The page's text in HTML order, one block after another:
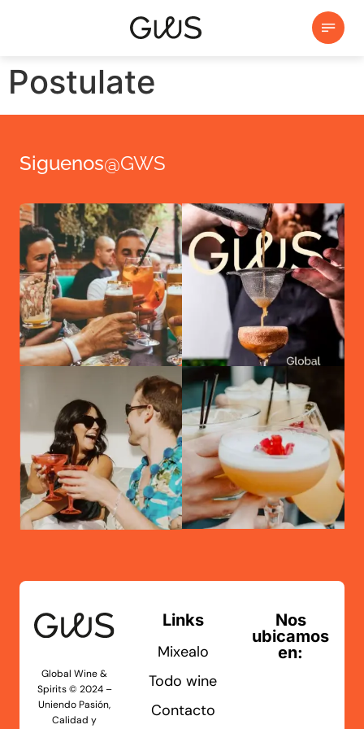
Postulate
Siguenos@GWS
Global Wine &
Spirits © 2024 –
Uniendo Pasión,
Calidad y
Links
Mixealo
Todo wine
Contacto
Nos
ubicamos
en: